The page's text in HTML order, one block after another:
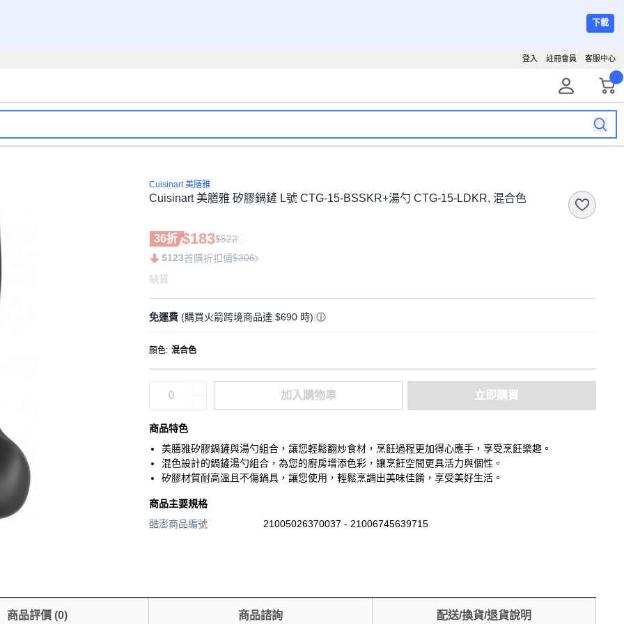
下載
客服中心
註冊會員
登入
Cuisinart 美膳雅
Cuisinart 美膳雅 矽膠鍋鏟 L號 CTG-15-BSSKR+湯勺 CTG-15-LDKR, 混合色
36折 $183$522
$123首購折扣價$306
缺貨
免運費 (購買火箭跨境商品達 $690 時)
顏色: 混合色
加入購物車 立即購買
商品特色
美膳雅矽膠鍋鏟與湯勺組合，讓您輕鬆翻炒食材，烹飪過程更加得心應手，享受烹飪樂趣。
混色設計的鍋鏟湯勺組合，為您的廚房增添色彩，讓烹飪空間更具活力與個性。
矽膠材質耐高溫且不傷鍋具，讓您使用，輕鬆烹調出美味佳餚，享受美好生活。
商品主要規格
酷澎商品編號
21005026370037 - 21006745639715
商品評價(0) 商品諮詢 配送/換貨/退貨說明